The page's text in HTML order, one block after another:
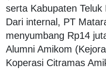
serta Kabupaten
Dari internal, PT
menyumbang Rp14
Alumni Amikom
Koperasi Citramas